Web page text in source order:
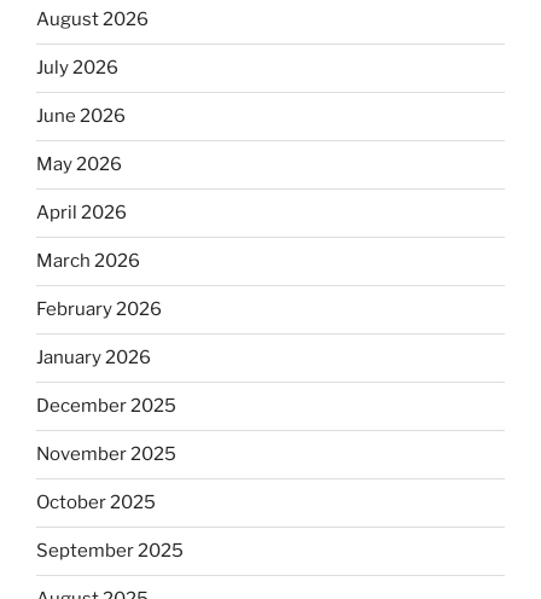
August 2026
July 2026
June 2026
May 2026
April 2026
March 2026
February 2026
January 2026
December 2025
November 2025
October 2025
September 2025